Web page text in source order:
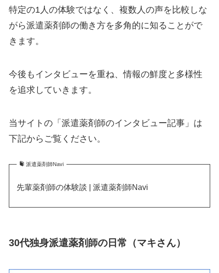
特定の1人の体験ではなく、複数人の声を比較しな
がら派遣薬剤師の働き方を多角的に知ることがで
きます。
今後もインタビューを重ね、情報の鮮度と多様性
を追求していきます。
当サイトの「派遣薬剤師のインタビュー記事」は
下記からご覧ください。
派遣薬剤師Navi
先輩薬剤師の体験談 | 派遣薬剤師Navi
30代独身派遣薬剤師の日常（マキさん）